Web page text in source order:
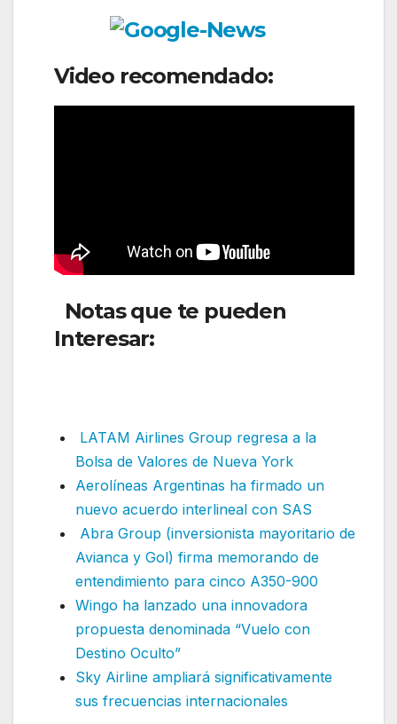
Video recomendado:
Notas que te pueden
Interesar:
LATAM Airlines Group regresa a la
Bolsa de Valores de Nueva York
Aerolíneas Argentinas ha firmado un
nuevo acuerdo interlineal con SAS
Abra Group (inversionista mayoritario de
Avianca y Gol) firma memorando de
entendimiento para cinco A350-900
Wingo ha lanzado una innovadora
propuesta denominada “Vuelo con
Destino Oculto”
Sky Airline ampliará significativamente
sus frecuencias internacionales